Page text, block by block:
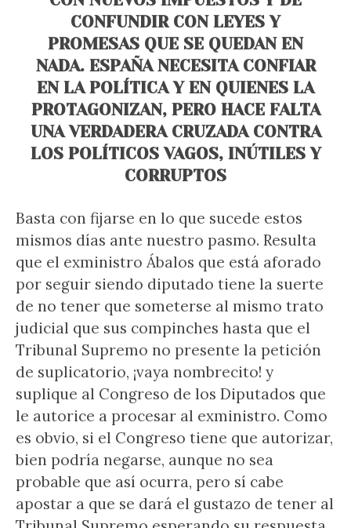
CONFUNDIR CON LEYES Y
PROMESAS QUE SE QUEDAN EN
NADA. ESPAÑA NECESITA CONFIAR
EN LA POLÍTICA Y EN QUIENES LA
PROTAGONIZAN, PERO HACE FALTA
UNA VERDADERA CRUZADA CONTRA
LOS POLÍTICOS VAGOS, INÚTILES Y
CORRUPTOS
Basta con fijarse en lo que sucede estos
mismos días ante nuestro pasmo. Resulta
que el exministro Ábalos que está aforado
por seguir siendo diputado tiene la suerte
de no tener que someterse al mismo trato
judicial que sus compinches hasta que el
Tribunal Supremo no presente la petición
de suplicatorio, ¡vaya nombrecito! y
suplique al Congreso de los Diputados que
le autorice a procesar al exministro. Como
es obvio, si el Congreso tiene que autorizar,
bien podría negarse, aunque no sea
probable que así ocurra, pero sí cabe
apostar a que se dará el gustazo de tener al